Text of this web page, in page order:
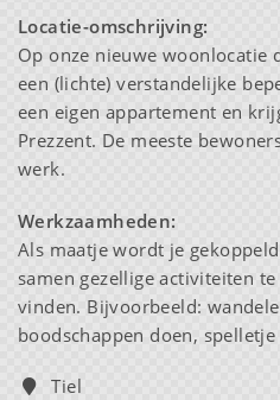
Locatie-omschrijving:
Op onze nieuwe woonlocatie
een (lichte) verstandelijke
een eigen appartement en
Prezzent. De meeste
werk.
Werkzaamheden:
Als maatje wordt je
samen gezellige activiteiten
vinden. Bijvoorbeeld:
boodschappen doen,
Tiel